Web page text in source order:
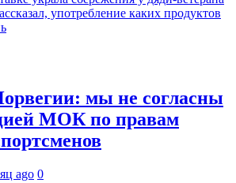
употребление каких продуктов
мы не согласны
МОК по правам
ago 0